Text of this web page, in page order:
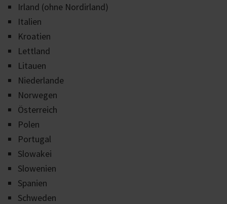
Irland (ohne Nordirland)
Italien
Kroatien
Lettland
Litauen
Niederlande
Norwegen
Österreich
Polen
Portugal
Slowakei
Slowenien
Spanien
Schweden